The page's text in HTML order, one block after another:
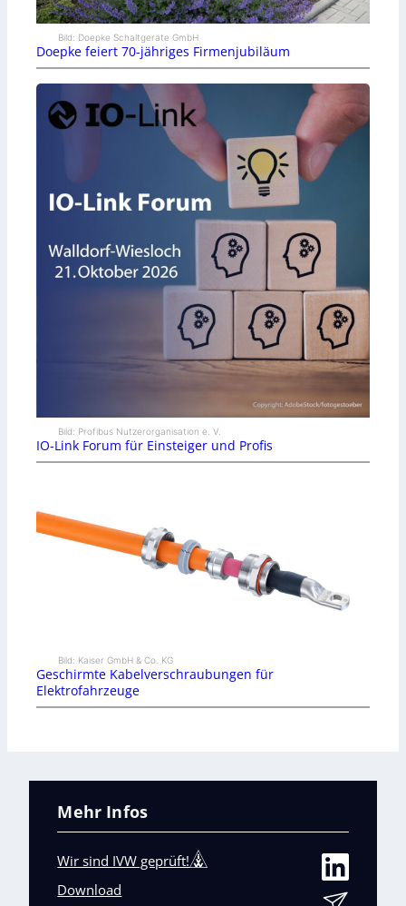
Bild: Doepke Schaltgeräte GmbH
Doepke feiert 70-jähriges Firmenjubiläum
Bild: Profibus Nutzerorganisation e. V.
IO-Link Forum für Einsteiger und Profis
Bild: Kaiser GmbH & Co. KG
Geschirmte Kabelverschraubungen für
Elektrofahrzeuge
Mehr Infos
Wir sind IVW geprüft!
Download